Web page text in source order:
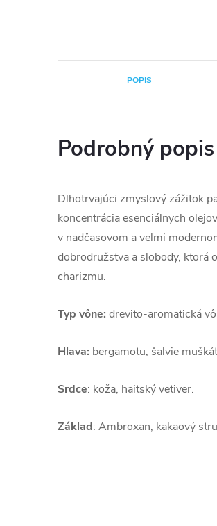
POPIS
Podrobný popis
Dlhotrvajúci zmyslový zážitok
koncentrácia esenciálnych
v nadčasovom a veľmi
dobrodružstva a slobody, ktorá
charizmu.
Typ vône: drevito-aromatická
Hlava: bergamotu, šalvie
Srdce: koža, haitský vetiver.
Základ: Ambroxan, kakaový